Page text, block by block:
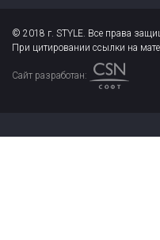
© 2018 г. STYLE. Все права
При цитировании ссылки на
Сайт разработан: